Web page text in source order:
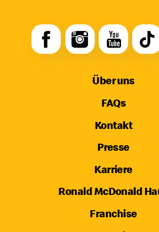
Über uns
FAQs
Kontakt
Presse
Karriere
Ronald McDonald
Franchise